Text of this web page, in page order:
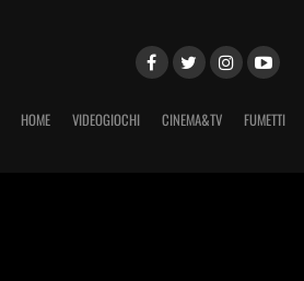
HOME VIDEOGIOCHI CINEMA&TV FUMETTI